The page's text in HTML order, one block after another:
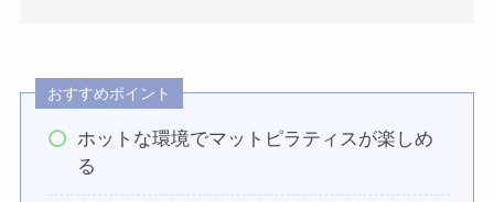
おすすめポイント
ホットな環境でマットピラティスが楽しめ
る